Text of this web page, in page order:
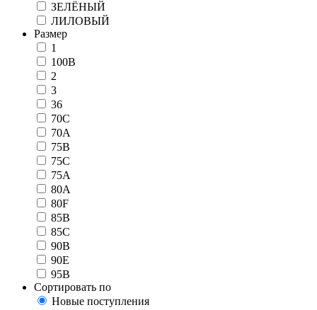
ЗЕЛЁНЫЙ
ЛИЛОВЫЙ
Размер
1
100В
2
3
36
70C
70А
75B
75C
75А
80A
80F
85B
85C
90B
90E
95B
Сортировать по
Новые поступления